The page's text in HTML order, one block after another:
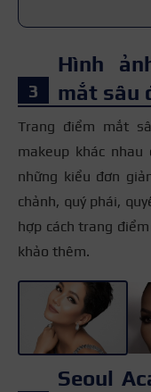
Hình
mắt sâu
Trang điểm mắt
makeup khác nhau
những kiểu đơn
chảnh, quý phái,
hợp cách trang
khảo thêm.
Seoul